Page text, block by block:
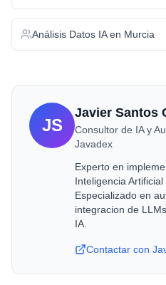
Análisis Datos IAen Murcia
JS
Javier Santos
Consultor de IA y
Javadex
Experto en
Inteligencia
Especializado en
integracion de
IA.
Contactar con